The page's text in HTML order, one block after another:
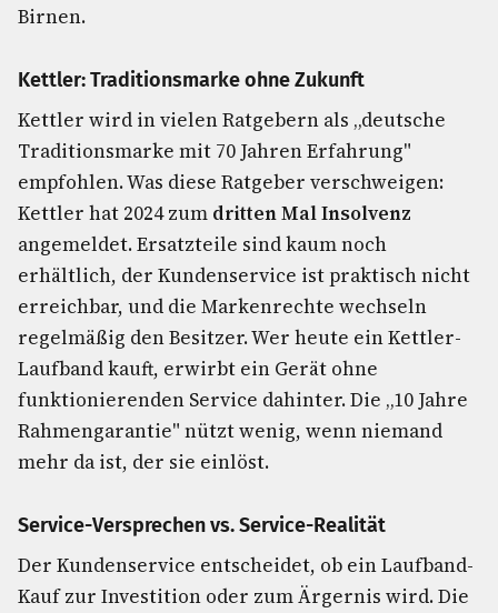
Birnen.
Kettler: Traditionsmarke ohne Zukunft
Kettler wird in vielen Ratgebern als „deutsche
Traditionsmarke mit 70 Jahren Erfahrung"
empfohlen. Was diese Ratgeber verschweigen:
Kettler hat 2024 zum dritten Mal Insolvenz
angemeldet. Ersatzteile sind kaum noch
erhältlich, der Kundenservice ist praktisch nicht
erreichbar, und die Markenrechte wechseln
regelmäßig den Besitzer. Wer heute ein Kettler-
Laufband kauft, erwirbt ein Gerät ohne
funktionierenden Service dahinter. Die „10 Jahre
Rahmengarantie" nützt wenig, wenn niemand
mehr da ist, der sie einlöst.
Service-Versprechen vs. Service-Realität
Der Kundenservice entscheidet, ob ein Laufband-
Kauf zur Investition oder zum Ärgernis wird. Die